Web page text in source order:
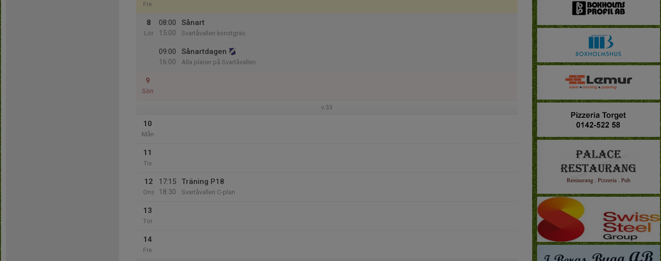
Fre
8
Lör
08:00
15:00
Sånart
Svartåvallen konstgräs
09:00
16:00
Sånartdagen
Alla planer på Svartåvallen
9
Sön
v.33
10
Mån
11
Tis
12
Ons
17:15
18:30
Träning P18
Svartåvallen C-plan
13
Tor
14
Fre